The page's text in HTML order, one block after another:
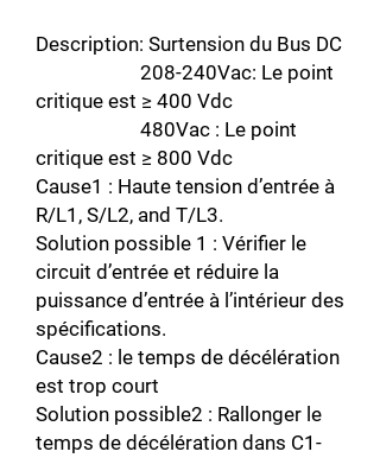
Description: Surtension du Bus DC
208-240Vac: Le point
critique est ≥ 400 Vdc
480Vac : Le point
critique est ≥ 800 Vdc
Cause1 : Haute tension d’entrée à
R/L1, S/L2, and T/L3.
Solution possible 1 : Vérifier le
circuit d’entrée et réduire la
puissance d’entrée à l’intérieur des
spécifications.
Cause2 : le temps de décélération
est trop court
Solution possible2 : Rallonger le
temps de décélération dans C1-